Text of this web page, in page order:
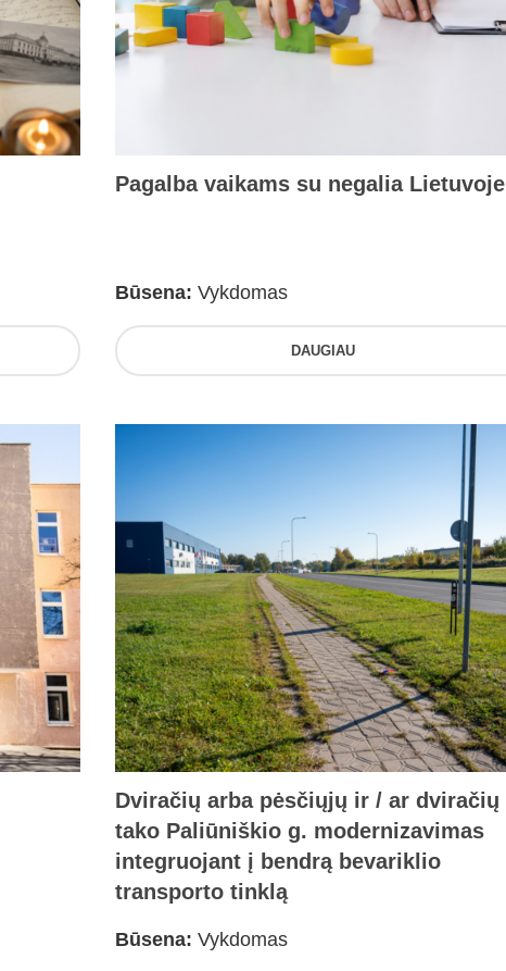
Pagalba vaikams su negalia Lietuvoje
Būsena: Vykdomas
DAUGIAU
Dviračių arba pėsčiųjų ir / ar dviračių
tako Paliūniškio g. modernizavimas
integruojant į bendrą bevariklio
transporto tinklą
Būsena: Vykdomas